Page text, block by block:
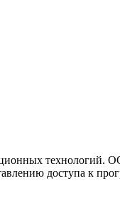
технологий.
доступа к